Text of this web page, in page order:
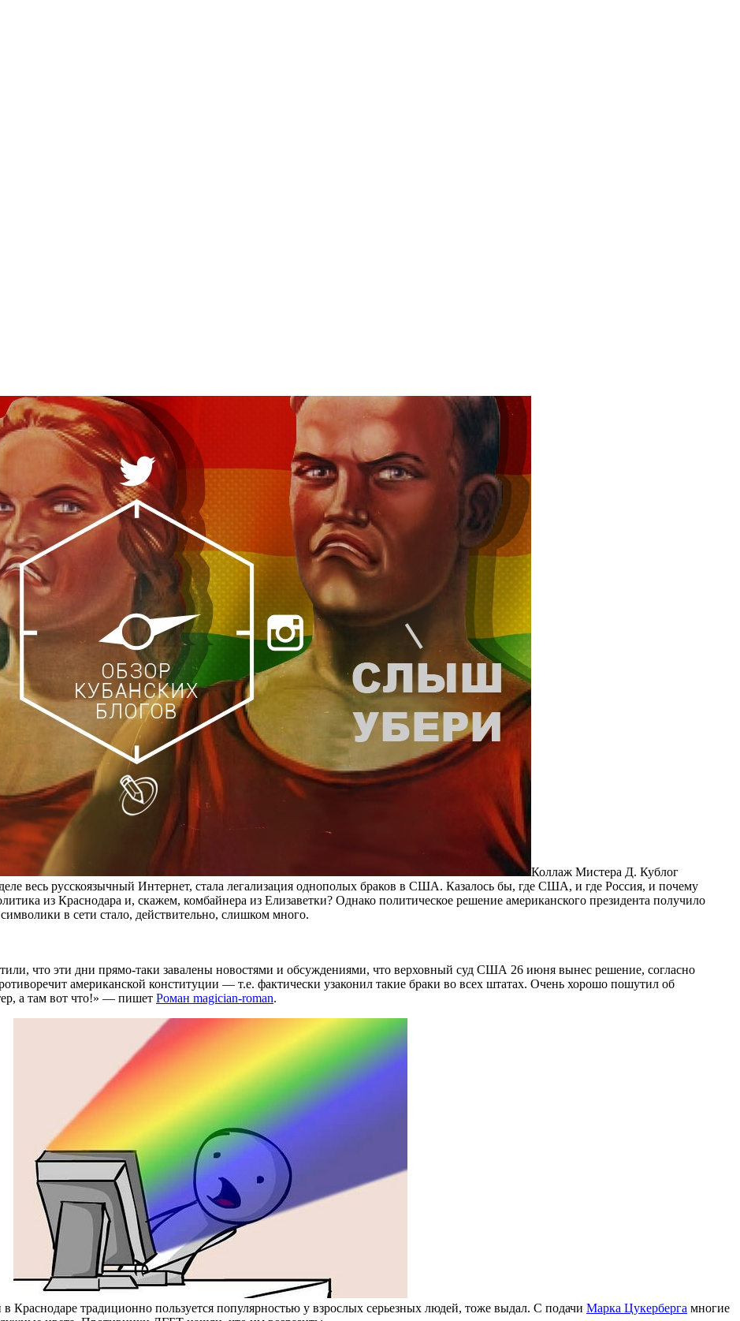
Коллаж Мистера Д. Кублог
весь русскоязычный Интернет, стала легализация однополых браков в США. Казалось бы, где США, и где Россия, и почему
из Краснодара и, скажем, комбайнера из Елизаветки? Однако политическое решение американского президента получило
в сети стало, действительно, слишком много.
что эти дни прямо-таки завалены новостями и обсуждениями, что верховный суд США 26 июня вынес решение, согласно
американской конституции — т.е. фактически узаконил такие браки во всех штатах. Очень хорошо пошутил об
а там вот что!» — пишет Роман magician-roman.
Краснодаре традиционно пользуется популярностью у взрослых серьезных людей, тоже выдал. С подачи Марка Цукерберга многие